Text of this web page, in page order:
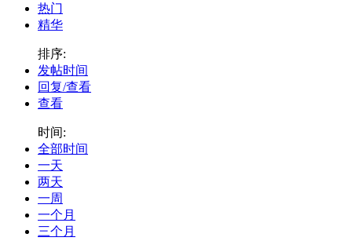
热门
精华
排序:
发帖时间
回复/查看
查看
时间:
全部时间
一天
两天
一周
一个月
三个月